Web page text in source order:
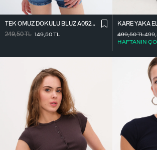
TEK OMUZ DOKULU BLUZ A0522-E2
249,50TL 149,50TL
KARE YAKA
499,50TL
HAFTANIN